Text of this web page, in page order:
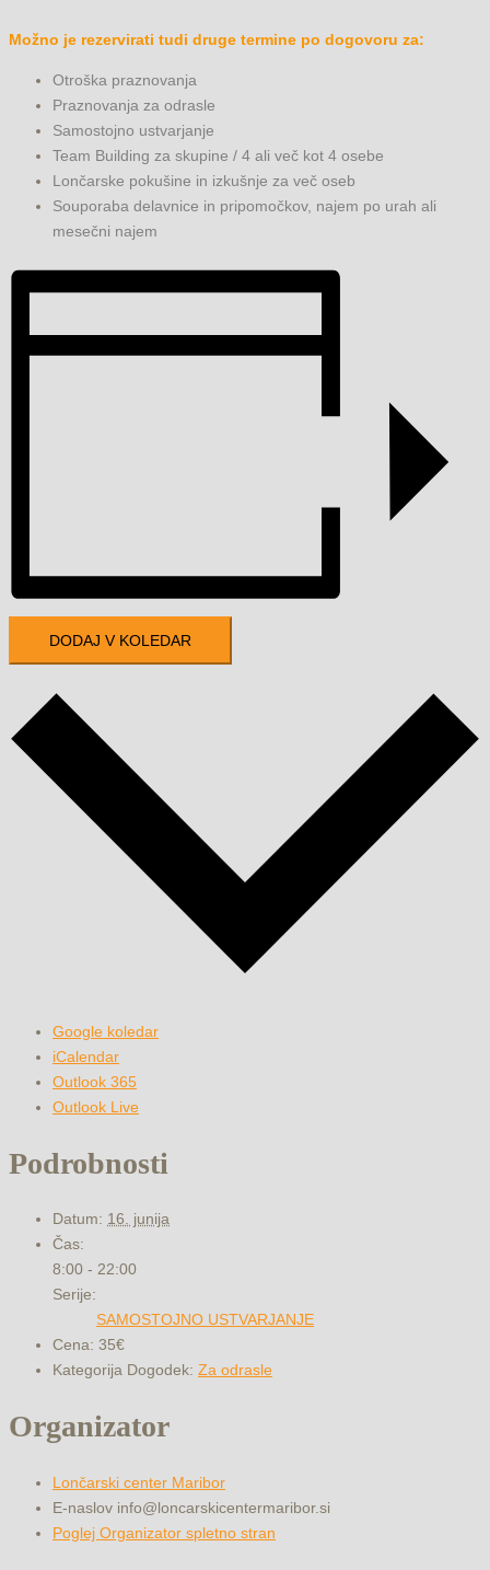
Možno je rezervirati tudi druge termine po dogovoru za:
Otroška praznovanja
Praznovanja za odrasle
Samostojno ustvarjanje
Team Building za skupine / 4 ali več kot 4 osebe
Lončarske pokušine in izkušnje za več oseb
Souporaba delavnice in pripomočkov, najem po urah ali
mesečni najem
DODAJ V KOLEDAR
Google koledar
iCalendar
Outlook 365
Outlook Live
Podrobnosti
Datum: 16. junija
Čas:
8:00 - 22:00
Serije:
SAMOSTOJNO USTVARJANJE
Cena: 35€
Kategorija Dogodek: Za odrasle
Organizator
Lončarski center Maribor
E-naslov info@loncarskicentermaribor.si
Poglej Organizator spletno stran